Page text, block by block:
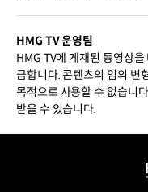
HMG TV 운영팀
HMG TV에 게재된 동영상
금합니다. 콘텐츠의 임의 변
목적으로 사용할 수 없습니
받을 수 있습니다.